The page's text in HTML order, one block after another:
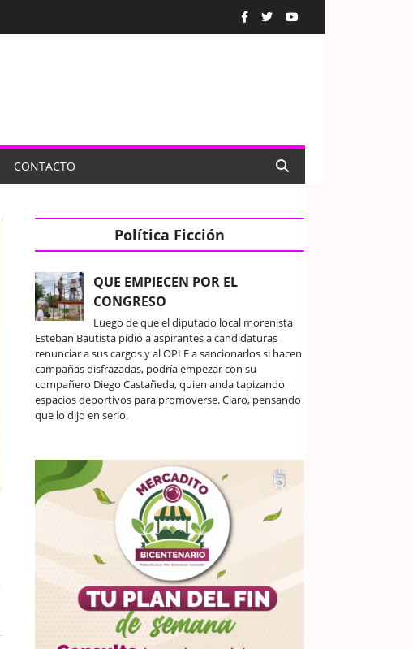
CONTACTO
Política Ficción
QUE EMPIECEN POR EL
CONGRESO
Luego de que el diputado local morenista
Esteban Bautista pidió a aspirantes a candidaturas
renunciar a sus cargos y al OPLE a sancionarlos si hacen
campañas disfrazadas, podría empezar con su
compañero Diego Castañeda, quien anda tapizando
espacios deportivos para promoverse. Claro, pensando
que lo dijo en serio.